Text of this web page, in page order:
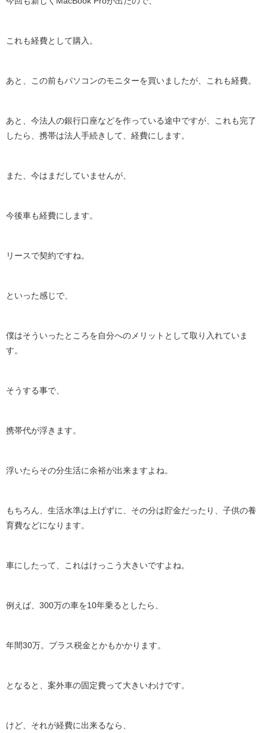
これも経費として購入。
あと、この前もパソコンのモニターを買いましたが、これも経費。
あと、今法人の銀行口座などを作っている途中ですが、これも完了
したら、携帯は法人手続きして、経費にします。
また、今はまだしていませんが、
今後車も経費にします。
リースで契約ですね。
といった感じで、
僕はそういったところを自分へのメリットとして取り入れていま
す。
そうする事で、
携帯代が浮きます。
浮いたらその分生活に余裕が出来ますよね。
もちろん、生活水準は上げずに、その分は貯金だったり、子供の養
育費などになります。
車にしたって、これはけっこう大きいですよね。
例えば、300万の車を10年乗るとしたら、
年間30万。プラス税金とかもかかります。
となると、案外車の固定費って大きいわけです。
けど、それが経費に出来るなら、